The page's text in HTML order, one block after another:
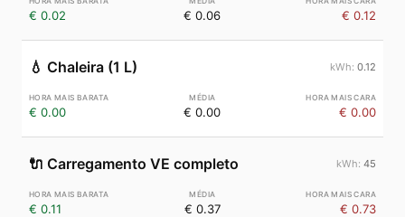
€ 0.02 € 0.06 € 0.12
💧 Chaleira (1 L) 0.12
€ 0.00 € 0.00 € 0.00
🔌 Carregamento VE completo 45
€ 0.11 € 0.37 € 0.73